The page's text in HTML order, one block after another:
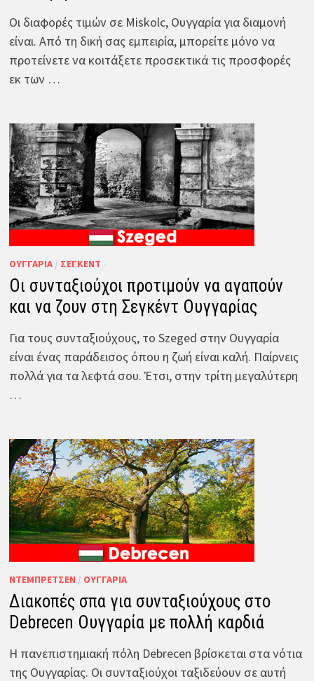
Οι διαφορές τιμών σε Miskolc, Ουγγαρία για διαμονή
είναι. Από τη δική σας εμπειρία, μπορείτε μόνο να
προτείνετε να κοιτάξετε προσεκτικά τις προσφορές
εκ των …
ΟΥΓΓΑΡΊΑ/ ΣΈΓΚΕΝΤ
Οι συνταξιούχοι προτιμούν να αγαπούν
και να ζουν στη Σεγκέντ Ουγγαρίας
Για τους συνταξιούχους, το Szeged στην Ουγγαρία
είναι ένας παράδεισος όπου η ζωή είναι καλή. Παίρνεις
πολλά για τα λεφτά σου. Έτσι, στην τρίτη μεγαλύτερη
…
ΝΤΈΜΠΡΕΤΣΕΝ / ΟΥΓΓΑΡΊΑ
Διακοπές σπα για συνταξιούχους στο
Debrecen Ουγγαρία με πολλή καρδιά
Η πανεπιστημιακή πόλη Debrecen βρίσκεται στα νότια
της Ουγγαρίας. Οι συνταξιούχοι ταξιδεύουν σε αυτή